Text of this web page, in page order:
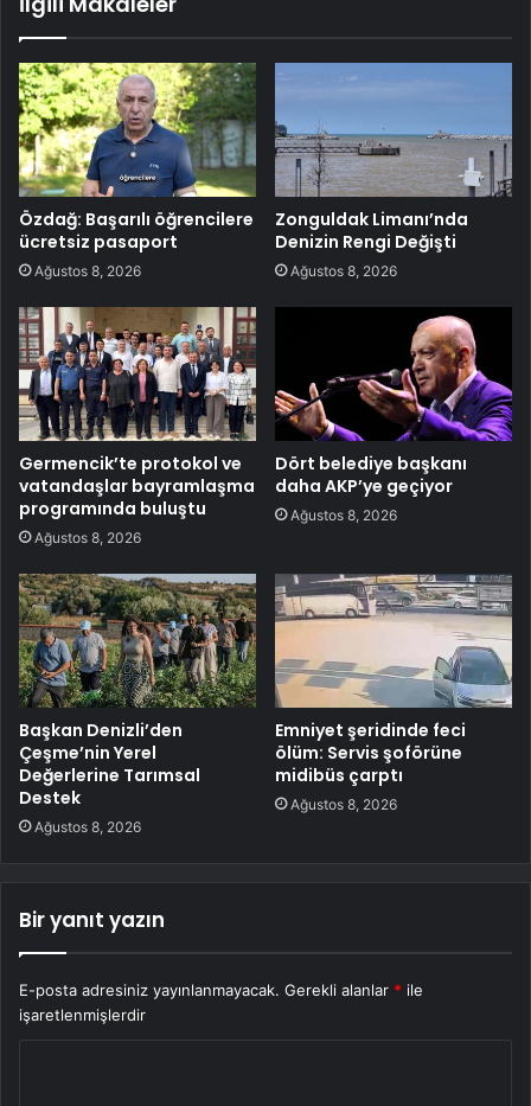
Özdağ: Başarılı öğrencilere
ücretsiz pasaport
Ağustos 8, 2026
Zonguldak Limanı’nda
Denizin Rengi Değişti
Ağustos 8, 2026
Germencik’te protokol ve
vatandaşlar bayramlaşma
programında buluştu
Ağustos 8, 2026
Dört belediye başkanı
daha AKP’ye geçiyor
Ağustos 8, 2026
Başkan Denizli’den
Çeşme’nin Yerel
Değerlerine Tarımsal
Destek
Ağustos 8, 2026
Emniyet şeridinde feci
ölüm: Servis şoförüne
midibüs çarptı
Ağustos 8, 2026
Bir yanıt yazın
E-posta adresiniz yayınlanmayacak. Gerekli alanlar * ile
işaretlenmişlerdir